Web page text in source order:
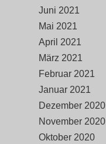
Juni 2021
Mai 2021
April 2021
März 2021
Februar 2021
Januar 2021
Dezember 2020
November 2020
Oktober 2020